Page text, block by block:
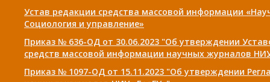
Устав редакции средства массовой информации
Социология и управление»
Приказ № 636-ОД от 30.06.2023 "Об утверждении
средств массовой информации научных журналов
Приказ № 1097-ОД от 15.11.2023 "Об утверждении